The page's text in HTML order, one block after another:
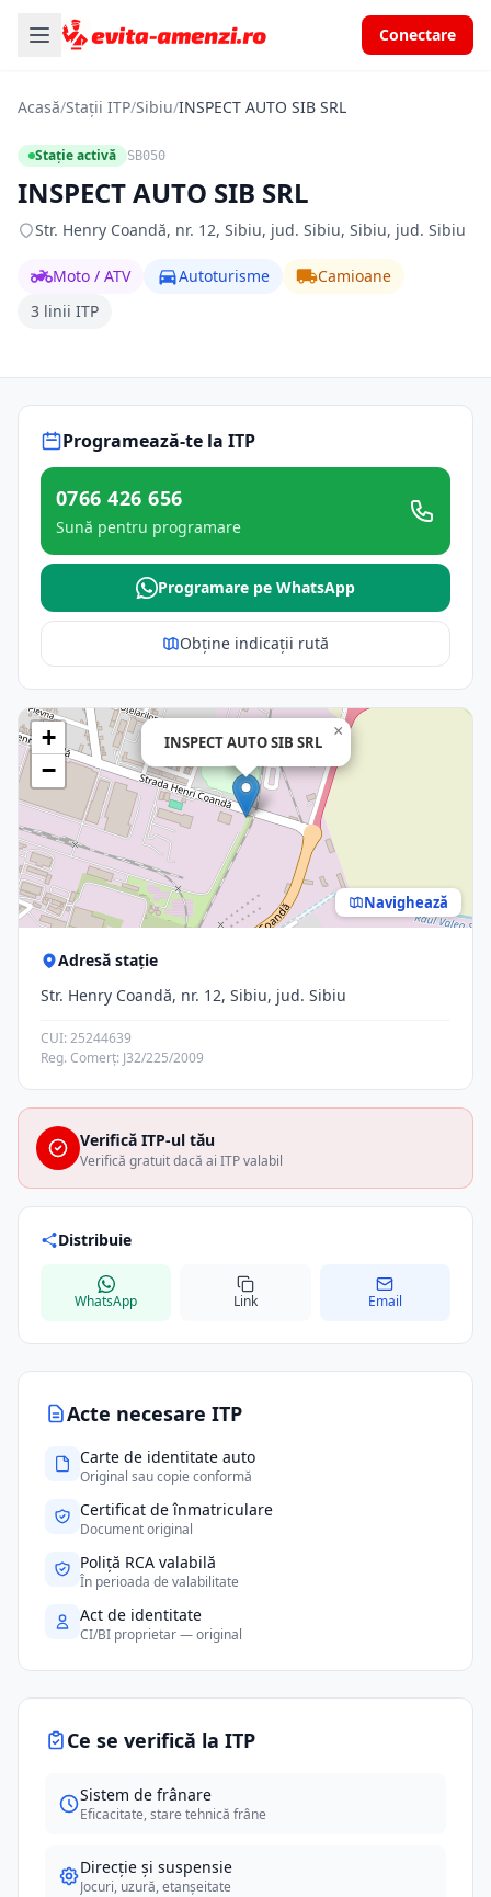
Conectare
Acasă/Stații ITP/Sibiu/INSPECT AUTO SIB SRL
Stație activă SB050
INSPECT AUTO SIB SRL
Str. Henry Coandă, nr. 12, Sibiu, jud. Sibiu, Sibiu, jud. Sibiu
Moto / ATV Autoturisme
Camioane
3 linii ITP
Acte necesare ITP
Carte de identitate auto
Original sau copie conformă
Certificat de înmatriculare
Document original
Poliță RCA valabilă
În perioada de valabilitate
Act de identitate
CI/BI proprietar — original
Ce se verifică la ITP
Sistem de frânare
Eficacitate, stare tehnică frâne
Direcție și suspensie
Jocuri, uzură, etanșeitate
Programează-te la ITP
0766 426 656
Sună pentru programare
Programare pe WhatsApp
Obține indicații rută
INSPECT AUTO SIB SRL
×
+
−
Navighează
Adresă stație
Str. Henry Coandă, nr. 12, Sibiu, jud. Sibiu
CUI: 25244639
Reg. Comerț: J32/225/2009
Verifică ITP-ul tău
Verifică gratuit dacă ai ITP valabil
Distribuie
WhatsApp Link Email